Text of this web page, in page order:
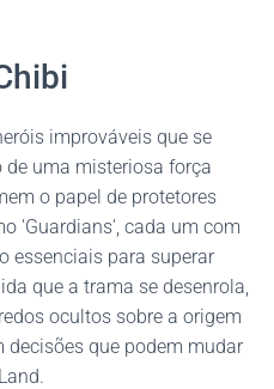
improváveis que se
uma misteriosa força
o papel de protetores
'Guardians', cada um com
essenciais para superar
que a trama se desenrola,
ocultos sobre a origem
decisões que podem mudar